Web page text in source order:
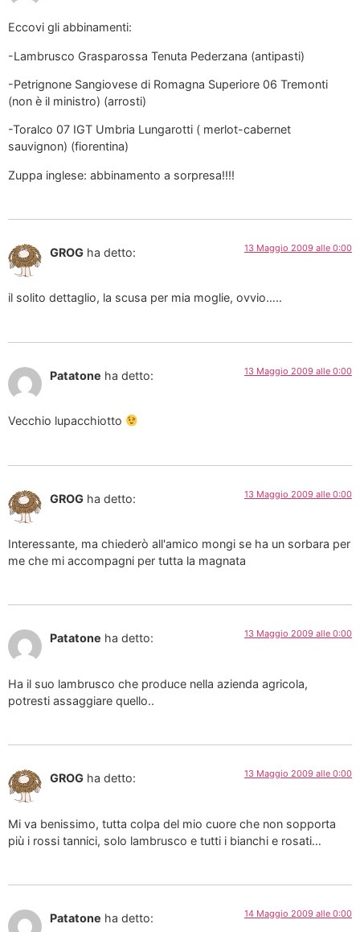
Eccovi gli abbinamenti:
-Lambrusco Grasparossa Tenuta Pederzana (antipasti)
-Petrignone Sangiovese di Romagna Superiore 06 Tremonti
(non è il ministro) (arrosti)
-Toralco 07 IGT Umbria Lungarotti ( merlot-cabernet
sauvignon) (fiorentina)
Zuppa inglese: abbinamento a sorpresa!!!!
GROG ha detto: 13 Maggio 2009 alle 0:00
il solito dettaglio, la scusa per mia moglie, ovvio…..
Patatone ha detto: 13 Maggio 2009 alle 0:00
Vecchio lupacchiotto
GROG ha detto: 13 Maggio 2009 alle 0:00
Interessante, ma chiederò all'amico mongi se ha un sorbara per
me che mi accompagni per tutta la magnata
Patatone ha detto: 13 Maggio 2009 alle 0:00
Ha il suo lambrusco che produce nella azienda agricola,
potresti assaggiare quello..
GROG ha detto: 13 Maggio 2009 alle 0:00
Mi va benissimo, tutta colpa del mio cuore che non sopporta
più i rossi tannici, solo lambrusco e tutti i bianchi e rosati…
Patatone ha detto: 14 Maggio 2009 alle 0:00